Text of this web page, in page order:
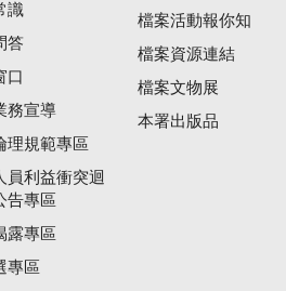
識
答
口
務宣導
理規範專區
員利益衝突迴
告專區
露專區
專區
檔案活動報你知
檔案資源連結
檔案文物展
本署出版品